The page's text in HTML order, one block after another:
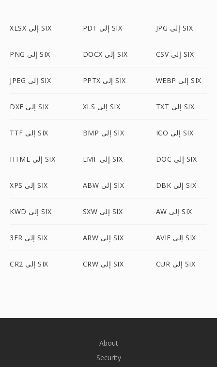
XLSX إلى SIX PDF إلى SIX JPG إلى SIX
PNG إلى SIX DOCX إلى SIX CSV إلى SIX
JPEG إلى SIX PPTX إلى SIX WEBP إلى SIX
DXF إلى SIX XLS إلى SIX TXT إلى SIX
TTF إلى SIX BMP إلى SIX ICO إلى SIX
HTML إلى SIX EMF إلى SIX DOC إلى SIX
XPS إلى SIX ABW إلى SIX DBK إلى SIX
KWD إلى SIX SXW إلى SIX AW إلى SIX
3FR إلى SIX ARW إلى SIX AVIF إلى SIX
CR2 إلى SIX CRW إلى SIX CUR إلى SIX
About
Security